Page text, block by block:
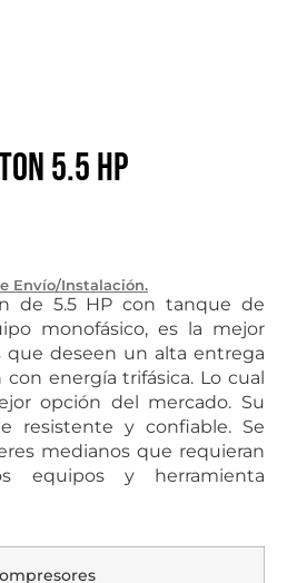
5.5 HP
Envío/Instalación.
de 5.5 HP con tanque de
monofásico, es la mejor
que deseen un alta entrega
energía trifásica. Lo cual
opción del mercado. Su
resistente y confiable. Se
medianos que requieran
equipos y herramienta